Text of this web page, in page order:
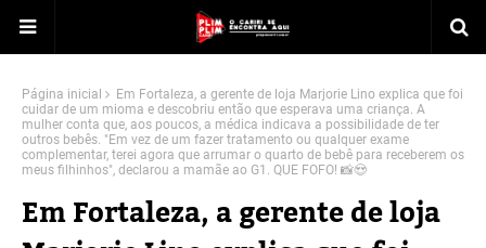
Página inicial
Em Fortaleza, a gerente de loja Marjorie Lino explica que foi
cuidar de um mioma e descobriu então que esperava uma criança. A
mulher conta que, aos poucos, a médica indicava a possibilidade de ter
outros bebês. "Em vez de um fazer tratamento ou qualquer exame
complementar, terei agora que arrumar o quarto de bebê para receberem os
meus filhinhos", declarou a mamãe ao G1. QUE FOFO! 📸😍
Em Fortaleza, a gerente de loja